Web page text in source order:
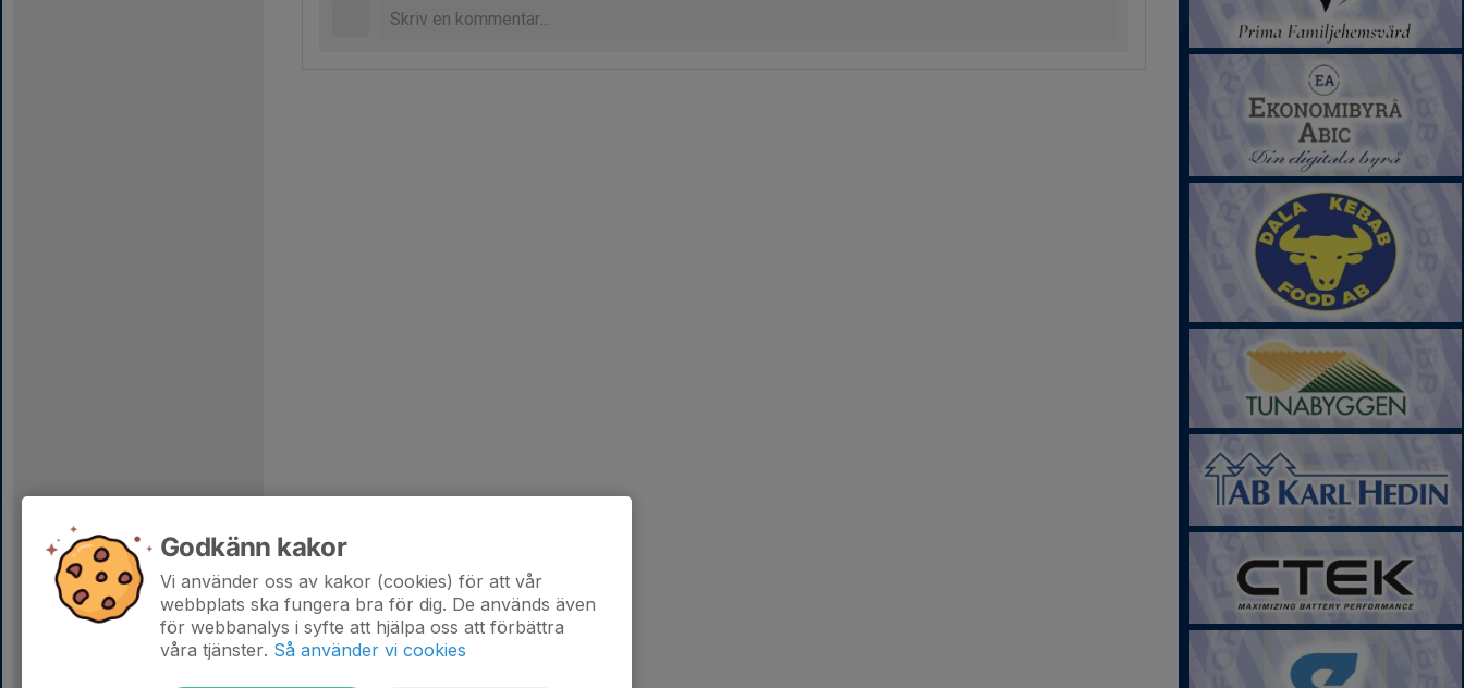
Godkänn kakor
Vi använder oss av kakor (cookies) för att vår
webbplats ska fungera bra för dig. De används även
för webbanalys i syfte att hjälpa oss att förbättra
våra tjänster. Så använder vi cookies